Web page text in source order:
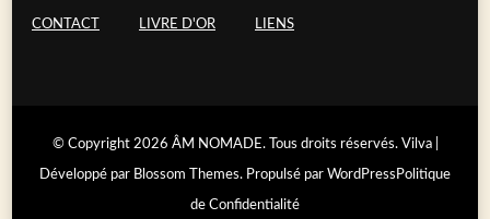
CONTACT LIVRE D'OR LIENS
© Copyright 2026 ÂM NOMADE. Tous droits réservés. Vilva |
Développé par Blossom Themes. Propulsé par WordPress Politique
de Confidentialité